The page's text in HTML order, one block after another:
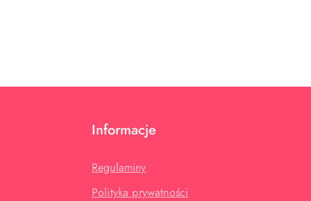
Informacje
Regulaminy
Polityka prywatności